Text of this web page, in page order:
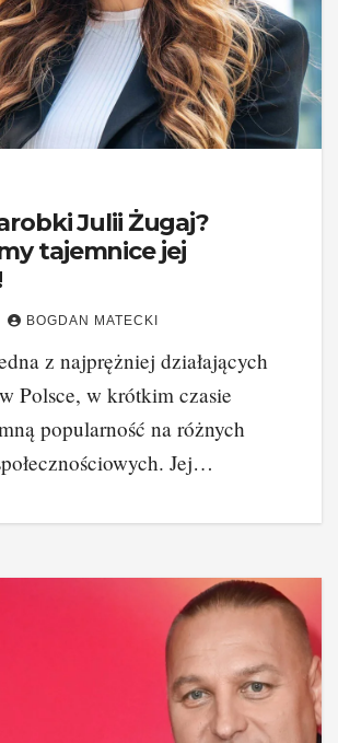
Julii Żugaj?
tajemnice jej
BOGDAN MATECKI
z najprężniej działających
Polsce, w krótkim czasie
popularność na różnych
Jej…